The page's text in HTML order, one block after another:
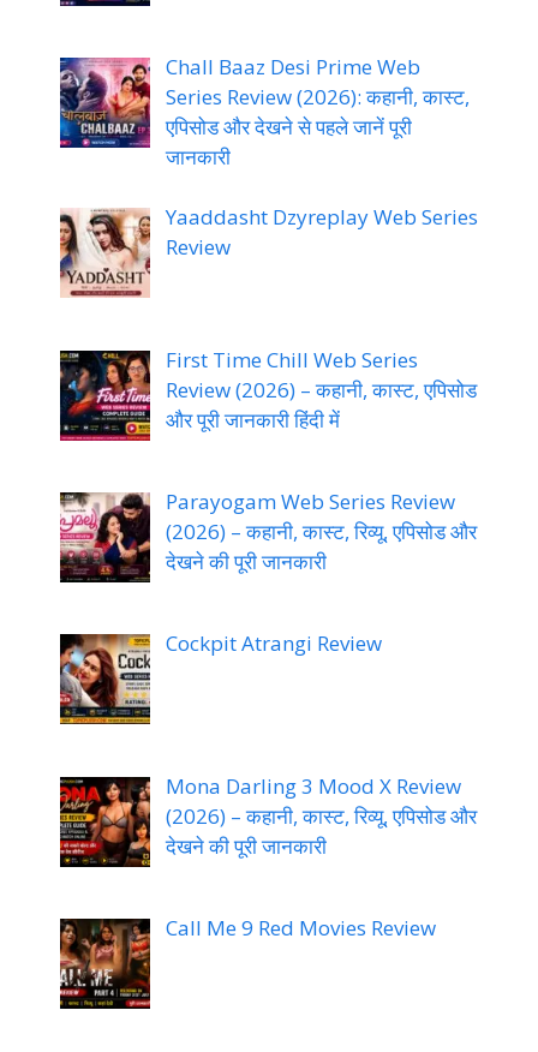
Chall Baaz Desi Prime Web
Series Review (2026): कहानी, कास्ट,
एपिसोड और देखने से पहले जानें पूरी
जानकारी
Yaaddasht Dzyreplay Web Series
Review
First Time Chill Web Series
Review (2026) – कहानी, कास्ट, एपिसोड
और पूरी जानकारी हिंदी में
Parayogam Web Series Review
(2026) – कहानी, कास्ट, रिव्यू, एपिसोड और
देखने की पूरी जानकारी
Cockpit Atrangi Review
Mona Darling 3 Mood X Review
(2026) – कहानी, कास्ट, रिव्यू, एपिसोड और
देखने की पूरी जानकारी
Call Me 9 Red Movies Review